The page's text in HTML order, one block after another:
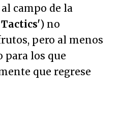
campo de la
) no
pero al menos
para los que
que regrese